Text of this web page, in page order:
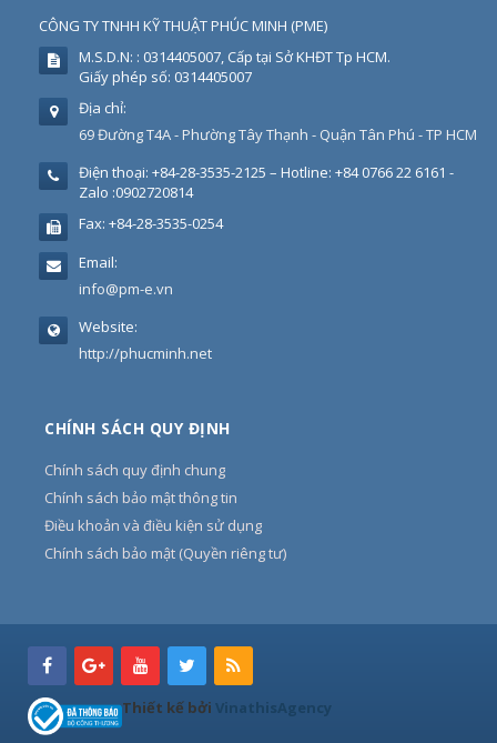
CÔNG TY TNHH KỸ THUẬT PHÚC MINH (PME)
M.S.D.N: : 0314405007, Cấp tại Sở KHĐT Tp HCM.
Giấy phép số: 0314405007
Địa chỉ:
69 Đường T4A - Phường Tây Thạnh - Quận Tân Phú - TP HCM
Điện thoại: +84-28-3535-2125 – Hotline: +84 0766 22 6161 -
Zalo :0902720814
Fax: +84-28-3535-0254
Email:
info@pm-e.vn
Website:
http://phucminh.net
CHÍNH SÁCH QUY ĐỊNH
Chính sách quy định chung
Chính sách bảo mật thông tin
Điều khoản và điều kiện sử dụng
Chính sách bảo mật (Quyền riêng tư)
Thiết kế bởi VinathisAgency